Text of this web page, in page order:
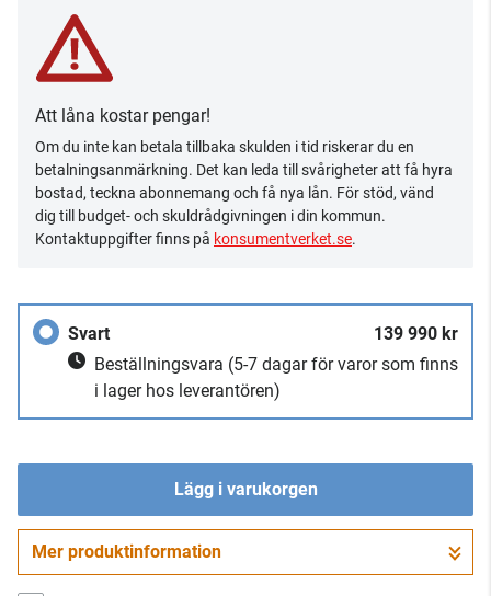
Att låna kostar pengar!
Om du inte kan betala tillbaka skulden i tid riskerar du en
betalningsanmärkning. Det kan leda till svårigheter att få hyra
bostad, teckna abonnemang och få nya lån. För stöd, vänd
dig till budget- och skuldrådgivningen i din kommun.
Kontaktuppgifter finns på konsumentverket.se.
Svart
139 990 kr
Beställningsvara (5-7 dagar för varor som finns
i lager hos leverantören)
Lägg i varukorgen
Gå till kassan
Mer produktinformation